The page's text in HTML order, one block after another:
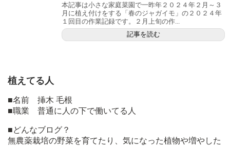
本記事は小さな家庭菜園で一昨年２０２４年２月～３
月に植え付けをする「春のジャガイモ」の２０２４年
１回目の作業記録です。２月上旬の作...
記事を読む
植えてる人
■名前 挿木 毛根
■職業 普通に人の下で働いてる人
■どんなブログ？
無農薬栽培の野菜を育てたり、気になった植物や増やした